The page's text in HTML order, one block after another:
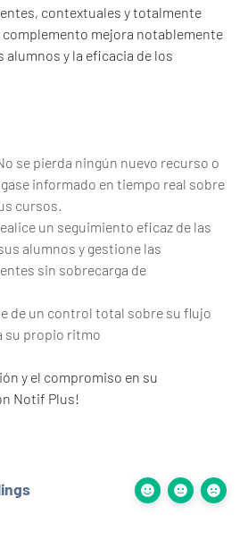
contextuales y totalmente
mejora notablemente
y la eficacia de los
se pierda ningún nuevo recurso o
informado en tiempo real sobre
cursos.
un seguimiento eficaz de las
alumnos y gestione las
sin sobrecarga de
de un control total sobre su flujo
su propio ritmo
y el compromiso en su
Notif Plus!